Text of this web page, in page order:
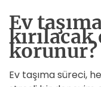
Ev
kırılacak
korunur?
Ev taşıma süreci,